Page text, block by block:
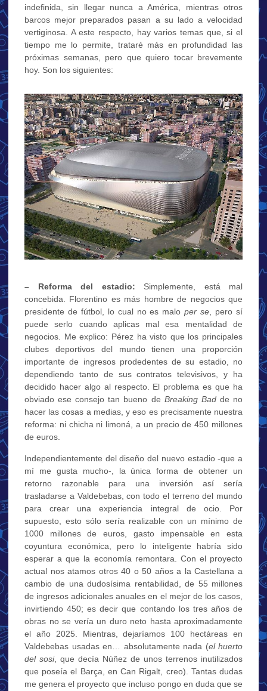
indefinida, sin llegar nunca a América, mientras otros
barcos mejor preparados pasan a su lado a velocidad
vertiginosa. A este respecto, hay varios temas que, si el
tiempo me lo permite, trataré más en profundidad las
próximas semanas, pero que quiero tocar brevemente
hoy. Son los siguientes:
– Reforma del estadio: Simplemente, está mal
concebida. Florentino es más hombre de negocios que
presidente de fútbol, lo cual no es maloper se, pero sí
puede serlo cuando aplicas mal esa mentalidad de
negocios. Me explico: Pérez ha visto que los principales
clubes deportivos del mundo tienen una proporción
importante de ingresos prodedentes de su estadio, no
dependiendo tanto de sus contratos televisivos, y ha
decidido hacer algo al respecto. El problema es que ha
obviado ese consejo tan bueno de Breaking Badde no
hacer las cosas a medias, y eso es precisamente nuestra
reforma: ni chicha ni limoná, a un precio de 450 millones
de euros.
Independientemente del diseño del nuevo estadio -que a
mí me gusta mucho-, la única forma de obtener un
retorno razonable para una inversión así sería
trasladarse a Valdebebas, con todo el terreno del mundo
para crear una experiencia integral de ocio. Por
supuesto, esto sólo sería realizable con un mínimo de
1000 millones de euros, gasto impensable en esta
coyuntura económica, pero lo inteligente habría sido
esperar a que la economía remontara. Con el proyecto
actual nos atamos otros 40 o 50 años a la Castellana a
cambio de una dudosísima rentabilidad, de 55 millones
de ingresos adicionales anuales en el mejor de los casos,
invirtiendo 450; es decir que contando los tres años de
obras no se vería un duro neto hasta aproximadamente
el año 2025. Mientras, dejaríamos 100 hectáreas en
Valdebebas usadas en… absolutamente nada (el huerto
del sosi, que decía Núñez de unos terrenos inutilizados
que poseía el Barça, en Can Rigalt, creo). Tantas dudas
me genera el proyecto que incluso pongo en duda que se